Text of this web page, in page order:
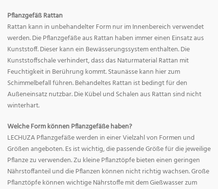
Pflanzgefäß Rattan
Rattan kann in unbehandelter Form nur im Innenbereich verwendet
werden. Die Pflanzgefäße aus Rattan haben immer einen Einsatz aus
Kunststoff. Dieser kann ein Bewässerungssystem enthalten. Die
Kunststoffschale verhindert, dass das Naturmaterial Rattan mit
Feuchtigkeit in Berührung kommt. Staunässe kann hier zum
Schimmelbefall führen. Behandeltes Rattan ist bedingt für den
Außeneinsatz nutzbar. Die Kübel und Schalen aus Rattan sind nicht
winterhart.
Welche Form können Pflanzgefäße haben?
LECHUZA Pflanzgefäße werden in einer Vielzahl von Formen und
Größen angeboten. Es ist wichtig, die passende Größe für die jeweilige
Pflanze zu verwenden. Zu kleine Pflanztöpfe bieten einen geringen
Nährstoffanteil und die Pflanzen können nicht richtig wachsen. Große
Pflanztöpfe können wichtige Nährstoffe mit dem Gießwasser zum